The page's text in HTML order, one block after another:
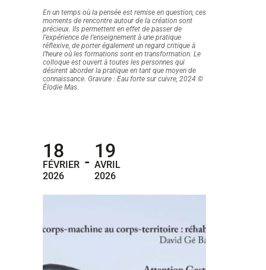
En un temps où la pensée est remise en question, ces
moments de rencontre autour de la création sont
précieux. Ils permettent en effet de passer de
l’expérience de l’enseignement à une pratique
réflexive, de porter également un regard critique à
l’heure où les formations sont en transformation. Le
colloque est ouvert à toutes les personnes qui
désirent aborder la pratique en tant que moyen de
connaissance. Gravure : Eau forte sur cuivre, 2024 ©
Élodie Mas.
18
FÉVRIER
2026
-
19
AVRIL
2026